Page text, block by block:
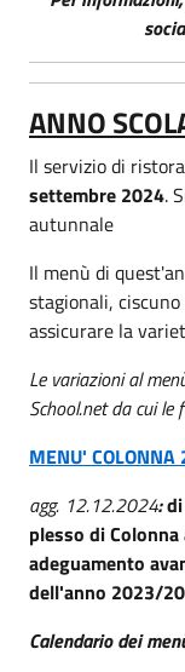
ANNO
Il servizio di
settembre 2024.
autunnale
Il menù di
stagionali,
assicurare la
Le variazioni al
School.net da cui le
MENU'
agg. 12.12.2024:di
plesso di
adeguamento
dell'anno 2023/
Calendario dei